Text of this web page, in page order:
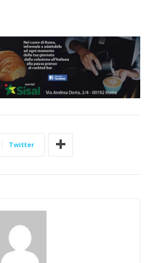
Twitter